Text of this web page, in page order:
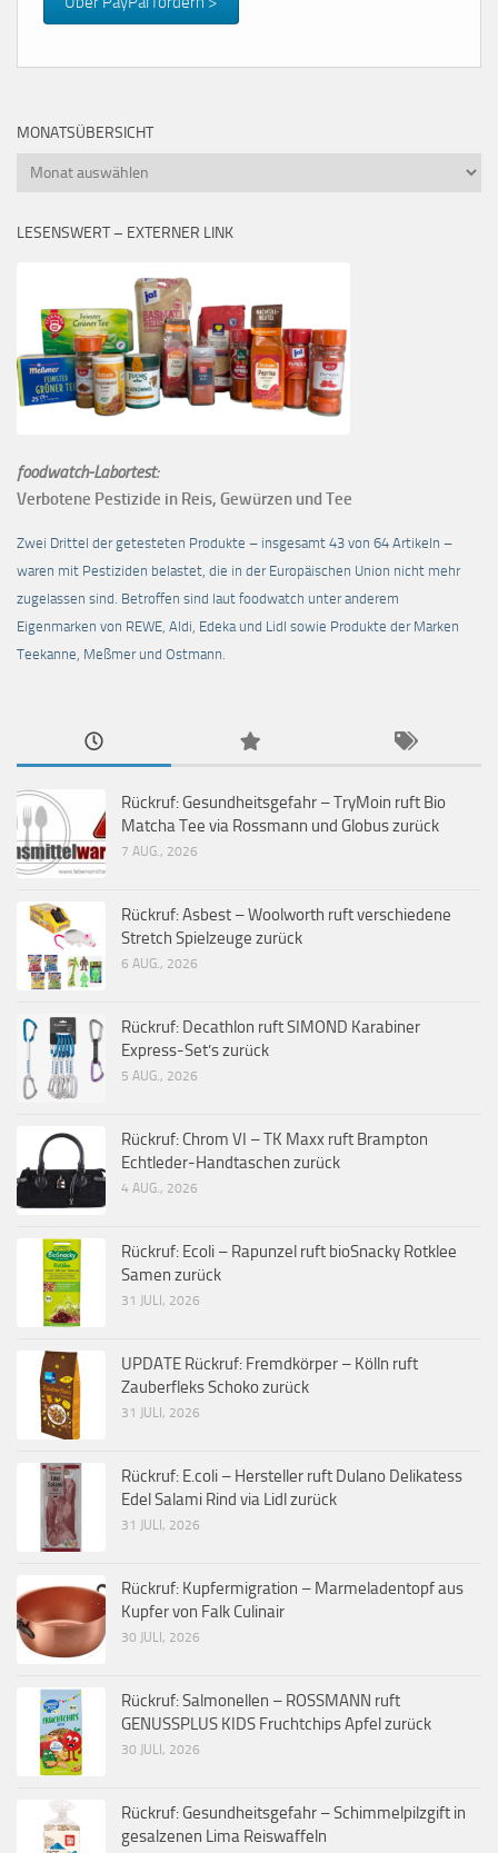
MONATSÜBERSICHT
Monatsübersicht
LESENSWERT – EXTERNER LINK
foodwatch-Labortest:
Verbotene Pestizide in Reis, Gewürzen und Tee
Zwei Drittel der getesteten Produkte – insgesamt 43 von 64 Artikeln –
waren mit Pestiziden belastet, die in der Europäischen Union nicht mehr
zugelassen sind. Betroffen sind laut foodwatch unter anderem
Eigenmarken von REWE, Aldi, Edeka und Lidl sowie Produkte der Marken
Teekanne, Meßmer und Ostmann.
Rückruf: Gesundheitsgefahr – TryMoin ruft Bio
Matcha Tee via Rossmann und Globus zurück
7 AUG., 2026
Rückruf: Asbest – Woolworth ruft verschiedene
Stretch Spielzeuge zurück
6 AUG., 2026
Rückruf: Decathlon ruft SIMOND Karabiner
Express-Set’s zurück
5 AUG., 2026
Rückruf: Chrom VI – TK Maxx ruft Brampton
Echtleder-Handtaschen zurück
4 AUG., 2026
Rückruf: Ecoli – Rapunzel ruft bioSnacky Rotklee
Samen zurück
31 JULI, 2026
UPDATE Rückruf: Fremdkörper – Kölln ruft
Zauberfleks Schoko zurück
31 JULI, 2026
Rückruf: E.coli – Hersteller ruft Dulano Delikatess
Edel Salami Rind via Lidl zurück
31 JULI, 2026
Rückruf: Kupfermigration – Marmeladentopf aus
Kupfer von Falk Culinair
30 JULI, 2026
Rückruf: Salmonellen – ROSSMANN ruft
GENUSSPLUS KIDS Fruchtchips Apfel zurück
30 JULI, 2026
Rückruf: Gesundheitsgefahr – Schimmelpilzgift in
gesalzenen Lima Reiswaffeln